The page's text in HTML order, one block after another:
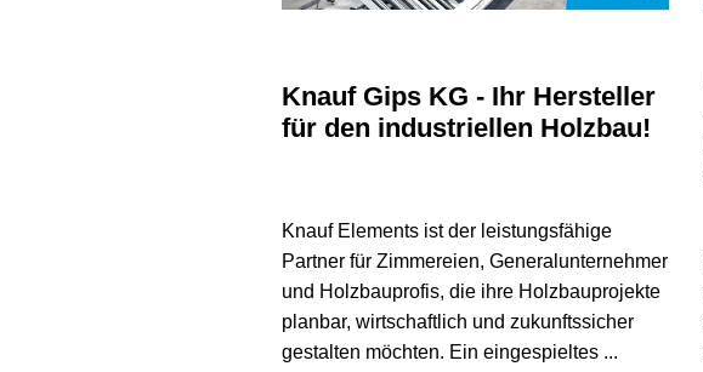
Knauf Gips KG - Ihr Hersteller
für den industriellen Holzbau!
Knauf Elements ist der leistungsfähige
Partner für Zimmereien, Generalunternehmer
und Holzbauprofis, die ihre Holzbauprojekte
planbar, wirtschaftlich und zukunftssicher
gestalten möchten. Ein eingespieltes ...